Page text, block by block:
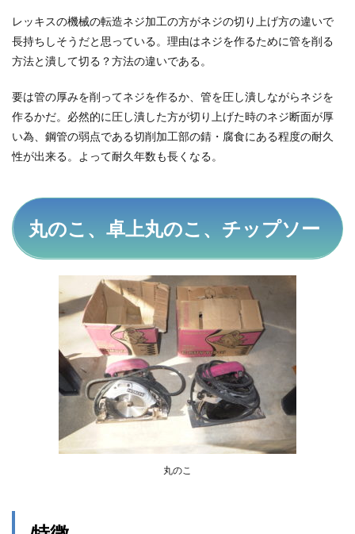
レッキスの機械の転造ネジ加工の方がネジの切り上げ方の違いで
長持ちしそうだと思っている。理由はネジを作るために管を削る
方法と潰して切る？方法の違いである。
要は管の厚みを削ってネジを作るか、管を圧し潰しながらネジを
作るかだ。必然的に圧し潰した方が切り上げた時のネジ断面が厚
い為、鋼管の弱点である切削加工部の錆・腐食にある程度の耐久
性が出来る。よって耐久年数も長くなる。
丸のこ、卓上丸のこ、チップソー
丸のこ